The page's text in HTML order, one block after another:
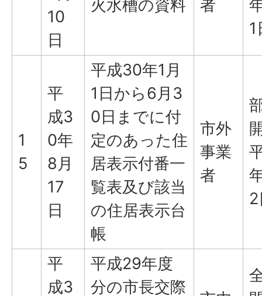
10
日
火水槽の資料
者
1
1
5
平
成3
0年
8月
17
日
平成30年1月
1日から6月3
0日までに付
定のあった住
居表示付番一
覧表及び該当
の住居表示台
帳
市外
事業
者
平
成3
平成29年度
分の市長交際